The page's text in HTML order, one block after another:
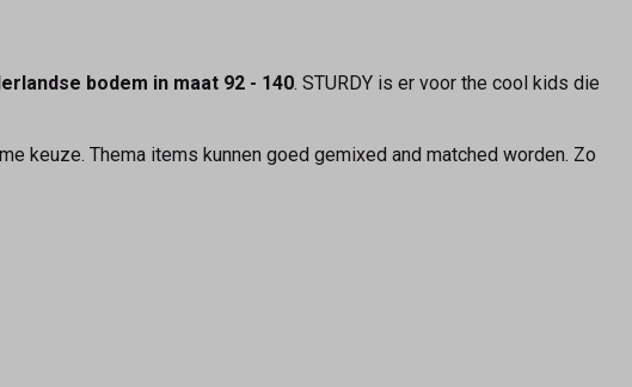
bodem in maat 92 - 140. STURDY is er voor the cool kids die
keuze. Thema items kunnen goed gemixed and matched worden. Zo